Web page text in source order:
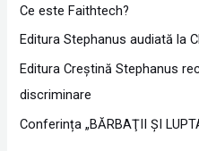
Ce este Faithtech?
Editura Stephanus audiată la
Editura Creștină Stephanus
discriminare
Conferința „BĂRBAŢII ŞI